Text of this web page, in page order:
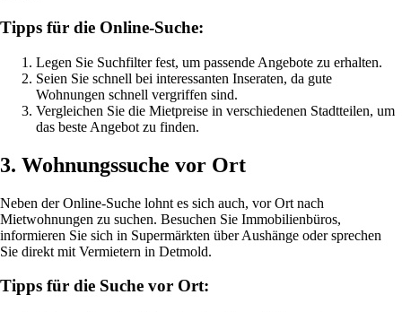
Tipps für die Online-Suche:
Legen Sie Suchfilter fest, um passende Angebote zu erhalten.
Seien Sie schnell bei interessanten Inseraten, da gute
Wohnungen schnell vergriffen sind.
Vergleichen Sie die Mietpreise in verschiedenen Stadtteilen, um
das beste Angebot zu finden.
3. Wohnungssuche vor Ort
Neben der Online-Suche lohnt es sich auch, vor Ort nach
Mietwohnungen zu suchen. Besuchen Sie Immobilienbüros,
informieren Sie sich in Supermärkten über Aushänge oder sprechen
Sie direkt mit Vermietern in Detmold.
Tipps für die Suche vor Ort: